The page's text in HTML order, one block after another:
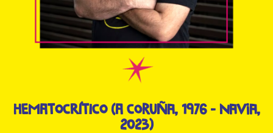
HEMATOCRÍTICO (A Coruña, 1976 - Navia,
2023)